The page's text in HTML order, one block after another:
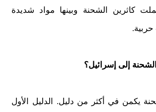
كاثرين الشحنة وبينها مواد شديدة
حربية.
إلى إسرائيل؟
يكمن في أكثر من دليل. الدليل الأول